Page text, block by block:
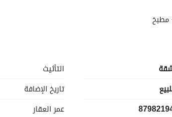
التأثيث
تاريخ الإضافة
عمر العقار